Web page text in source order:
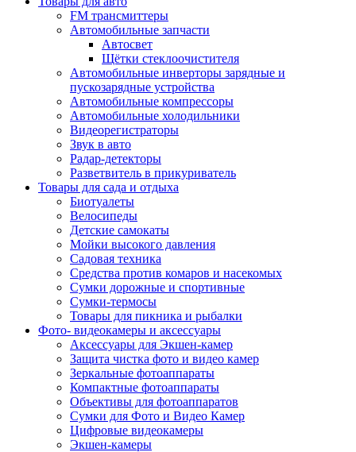
FM трансмиттеры
Автомобильные запчасти
Автосвет
Щётки стеклоочистителя
Автомобильные инверторы зарядные и
пускозарядные устройства
Автомобильные компрессоры
Автомобильные холодильники
Видеорегистраторы
Звук в авто
Радар-детекторы
Разветвитель в прикуриватель
Товары для сада и отдыха
Биотуалеты
Велосипеды
Детские самокаты
Мойки высокого давления
Садовая техника
Средства против комаров и насекомых
Сумки дорожные и спортивные
Сумки-термосы
Товары для пикника и рыбалки
Фото- видеокамеры и аксессуары
Аксессуары для Экшен-камер
Защита чистка фото и видео камер
Зеркальные фотоаппараты
Компактные фотоаппараты
Объективы для фотоаппаратов
Сумки для Фото и Видео Камер
Цифровые видеокамеры
Экшен-камеры